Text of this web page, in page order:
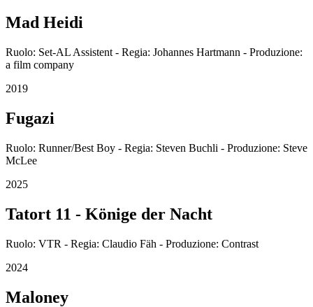
Mad Heidi
Ruolo: Set-AL Assistent - Regia: Johannes Hartmann - Produzione:
a film company
2019
Fugazi
Ruolo: Runner/Best Boy - Regia: Steven Buchli - Produzione: Steve
McLee
2025
Tatort 11 - Könige der Nacht
Ruolo: VTR - Regia: Claudio Fäh - Produzione: Contrast
2024
Maloney